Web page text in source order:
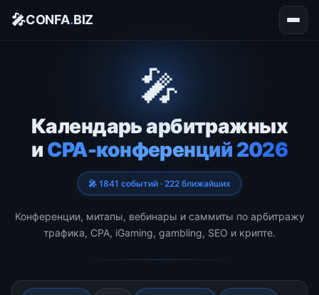
🎤CONFA.BIZ
🎤
Календарь арбитражных
и CPA-конференций 2026
🎤 1841 событий · 222 ближайших
Конференции, митапы, вебинары и саммиты по арбитражу
трафика, CPA, iGaming, gambling, SEO и крипте.